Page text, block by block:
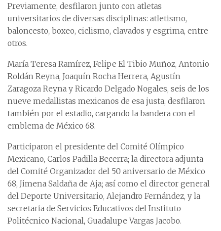
Previamente, desfilaron junto con atletas
universitarios de diversas disciplinas: atletismo,
baloncesto, boxeo, ciclismo, clavados y esgrima, entre
otros.
María Teresa Ramírez, Felipe El Tibio Muñoz, Antonio
Roldán Reyna, Joaquín Rocha Herrera, Agustín
Zaragoza Reyna y Ricardo Delgado Nogales, seis de los
nueve medallistas mexicanos de esa justa, desfilaron
también por el estadio, cargando la bandera con el
emblema de México 68.
Participaron el presidente del Comité Olímpico
Mexicano, Carlos Padilla Becerra; la directora adjunta
del Comité Organizador del 50 aniversario de México
68, Jimena Saldaña de Aja; así como el director general
del Deporte Universitario, Alejandro Fernández, y la
secretaria de Servicios Educativos del Instituto
Politécnico Nacional, Guadalupe Vargas Jacobo.